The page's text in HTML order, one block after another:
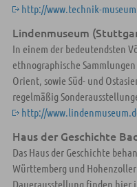
http://www.technik-
Lindenmuseum
In einem der bedeutendsten
ethnographische
Orient, sowie Süd- und
regelmäßig
http://
Haus der Geschichte
Das Haus der Geschichte
Württemberg und
Dauerausstellung finden hier